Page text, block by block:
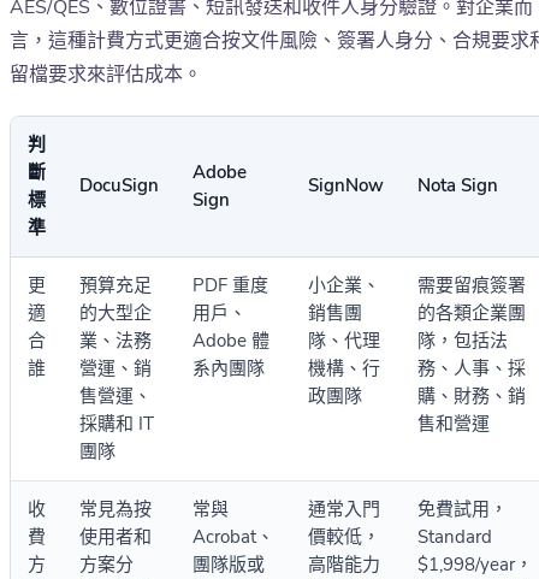
AES/QES、數位證書、短訊發送和收件人身分驗證。對企業而
言，這種計費方式更適合按文件風險、簽署人身分、合規要求
留檔要求來評估成本。
判
斷
標
準
DocuSign
Adobe
Sign
SignNow Nota Sign
更
適
合
誰
預算充足
的大型企
業、法務
營運、銷
售營運、
採購和 IT
團隊
PDF 重度
用戶、
Adobe 體
系內團隊
小企業、
銷售團
隊、代理
機構、行
政團隊
需要留痕簽署
的各類企業團
隊，包括法
務、人事、採
購、財務、銷
售和營運
收
費
方
常見為按
使用者和
方案分
常與
Acrobat、
團隊版或
通常入門
價較低，
高階能力
免費試用，
Standard
$1,998/year，